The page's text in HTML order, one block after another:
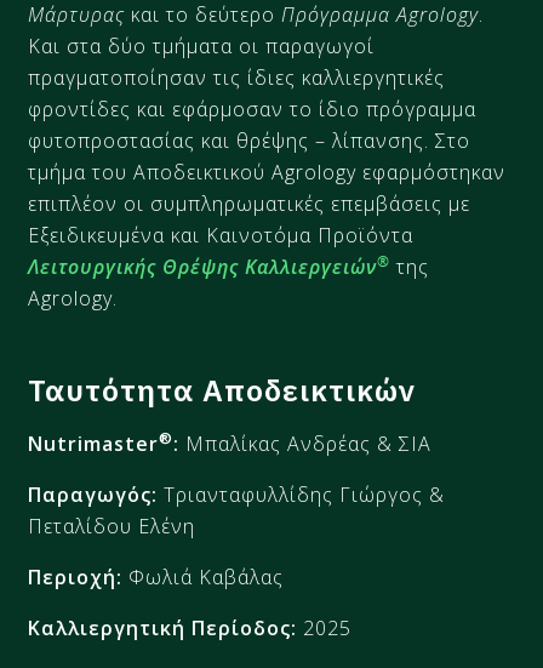
Μάρτυρας και το δεύτεροΠρόγραμμα Agrology.
Και στα δύο τμήματα οι παραγωγοί
πραγματοποίησαν τις ίδιες καλλιεργητικές
φροντίδες και εφάρμοσαν το ίδιο πρόγραμμα
φυτοπροστασίας και θρέψης – λίπανσης. Στο
τμήμα του Αποδεικτικού Agrology εφαρμόστηκαν
επιπλέον οι συμπληρωματικές επεμβάσεις με
Εξειδικευμένα και Καινοτόμα Προϊόντα
Λειτουργικής Θρέψης Καλλιεργειών® της
Agrology.
Ταυτότητα Αποδεικτικών
Nutrimaster®: Μπαλίκας Ανδρέας & ΣΙΑ
Παραγωγός:Τριανταφυλλίδης Γιώργος &
Πεταλίδου Ελένη
Περιοχή: Φωλιά Καβάλας
Καλλιεργητική Περίοδος: 2025